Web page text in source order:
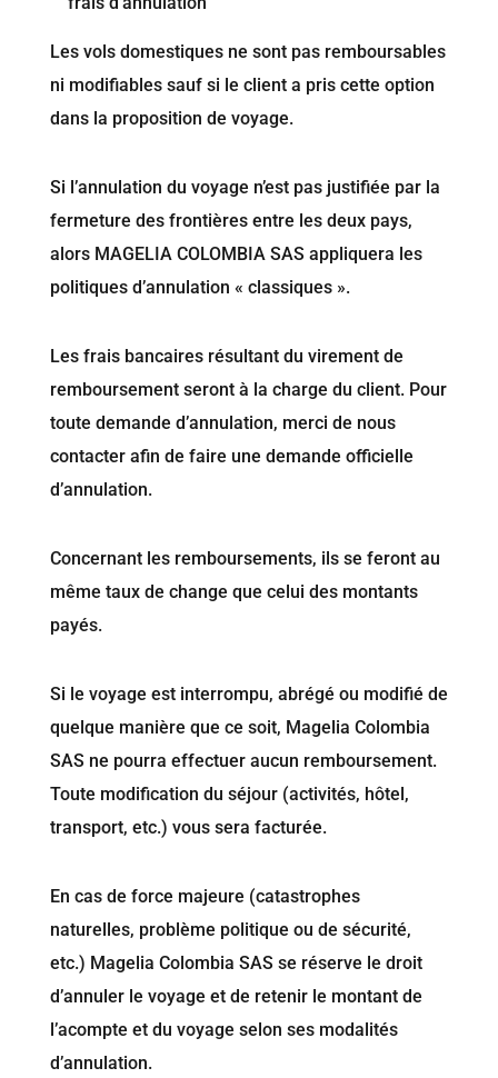
Les vols domestiques ne sont pas remboursables
ni modifiables sauf si le client a pris cette option
dans la proposition de voyage.
Si l’annulation du voyage n’est pas justifiée par la
fermeture des frontières entre les deux pays,
alors MAGELIA COLOMBIA SAS appliquera les
politiques d’annulation « classiques ».
Les frais bancaires résultant du virement de
remboursement seront à la charge du client. Pour
toute demande d’annulation, merci de nous
contacter afin de faire une demande officielle
d’annulation.
Concernant les remboursements, ils se feront au
même taux de change que celui des montants
payés.
Si le voyage est interrompu, abrégé ou modifié de
quelque manière que ce soit, Magelia Colombia
SAS ne pourra effectuer aucun remboursement.
Toute modification du séjour (activités, hôtel,
transport, etc.) vous sera facturée.
En cas de force majeure (catastrophes
naturelles, problème politique ou de sécurité,
etc.) Magelia Colombia SAS se réserve le droit
d’annuler le voyage et de retenir le montant de
l’acompte et du voyage selon ses modalités
d’annulation.